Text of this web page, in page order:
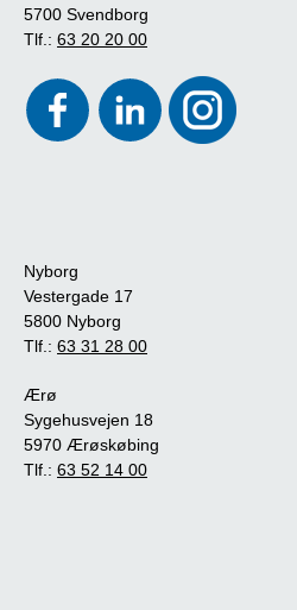
5700 Svendborg
Tlf.: 63 20 20 00
Nyborg
Vestergade 17
5800 Nyborg
Tlf.: 63 31 28 00
Ærø
Sygehusvejen 18
5970 Ærøskøbing
Tlf.: 63 52 14 00